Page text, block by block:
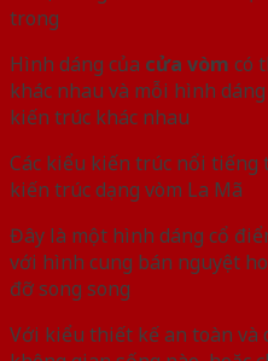
trong
Hình dáng của cửa vòm có
khác nhau và mỗi hình
kiến trúc khác nhau
Các kiểu kiến trúc nổi tiếng
kiến trúc dạng vòm La Mã
Đây là một hình dáng cổ
với hình cung bán nguyệt
đỡ song song
Với kiểu thiết kế an toàn và